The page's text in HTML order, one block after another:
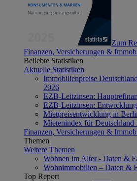
Zum
Finanzen, Versicherungen &
Beliebte Statistiken
Aktuelle Statistiken
Immobilienpreise
2026
EZB-Leitzinsen:
EZB-Leitzinsen:
Mietpreisentwicklung in
Mietenindex für Deutschland
Finanzen, Versicherungen &
Themen
Weitere Themen
Wohnen im Alter - Daten &
Wohnimmobilien – Daten &
Top Report